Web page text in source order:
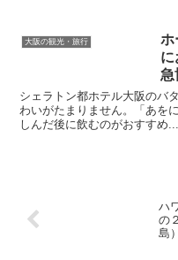
大阪の観光・旅行 ホ
急
シェラトン都ホテル大阪のバ
わいがたまりません。「あを
しんだ後に飲むのがおすすめ
ハ
の
島